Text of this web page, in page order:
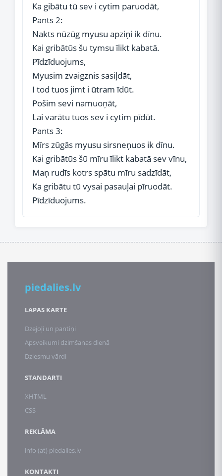
Ka gibātu tū sev i cytim paruodāt,
Pants 2:
Nakts nūzūg myusu apziņi ik dīnu.
Kai gribātūs šu tymsu īlikt kabatā.
Pīdzīduojums,
Myusim zvaigznis sasiļdāt,
I tod tuos jimt i ūtram īdūt.
Pošim sevi namuoņāt,
Lai varātu tuos sev i cytim pīdūt.
Pants 3:
Mīrs zūgās myusu sirsneņuos ik dīnu.
Kai gribātūs šū mīru īlikt kabatā sev vīnu,
Maņ rudīs kotrs spātu mīru sadzīdāt,
Ka gribātu tū vysai pasauļai pīruodāt.
Pīdzīduojums.
piedalies.lv
LAPAS KARTE
Dzejoļi un pantiņi
Apsveikumi dzimšanas dienā
Dziesmu vārdi
STANDARTI
XHTML
CSS
REKLĀMA
info (at) piedalies.lv
KONTAKTI